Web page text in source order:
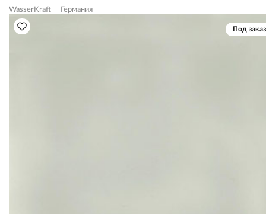
WasserKraft Германия
Под заказ